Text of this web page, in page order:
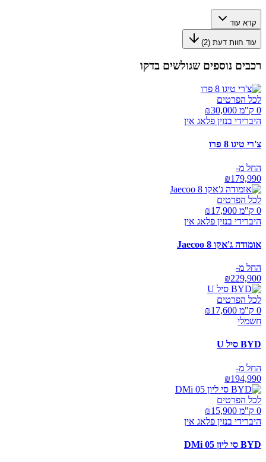
קרא עוד
עוד חוות דעת (2
)
רכבים נוספים שגולשים בדקו
לכל הפרטים
0 ק"מ ₪
30,000
היברידי בנזין פלאג אין
צ'רי טיגו 8 פרו
החל מ-
₪179,990
לכל הפרטים
0 ק"מ ₪
17,900
היברידי בנזין פלאג אין
אומודה ג'אקו Jaecoo 8
החל מ-
₪229,900
לכל הפרטים
0 ק"מ ₪
17,600
חשמלי
BYD סיל U
החל מ-
₪194,990
לכל הפרטים
0 ק"מ ₪
15,900
היברידי בנזין פלאג אין
BYD סי ליון 05 DMi